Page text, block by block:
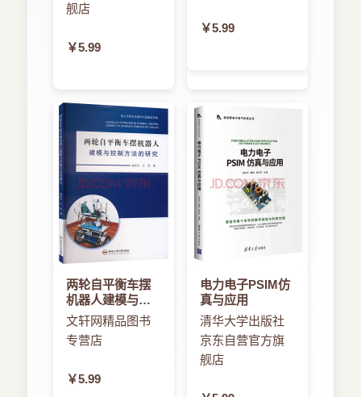
舰店
￥5.99
￥5.99
两轮自平衡车摆
机器人建模与控
制方法的研究
文轩网精品图书
专营店
￥5.99
电力电子PSIM仿
真与应用
清华大学出版社
京东自营官方旗
舰店